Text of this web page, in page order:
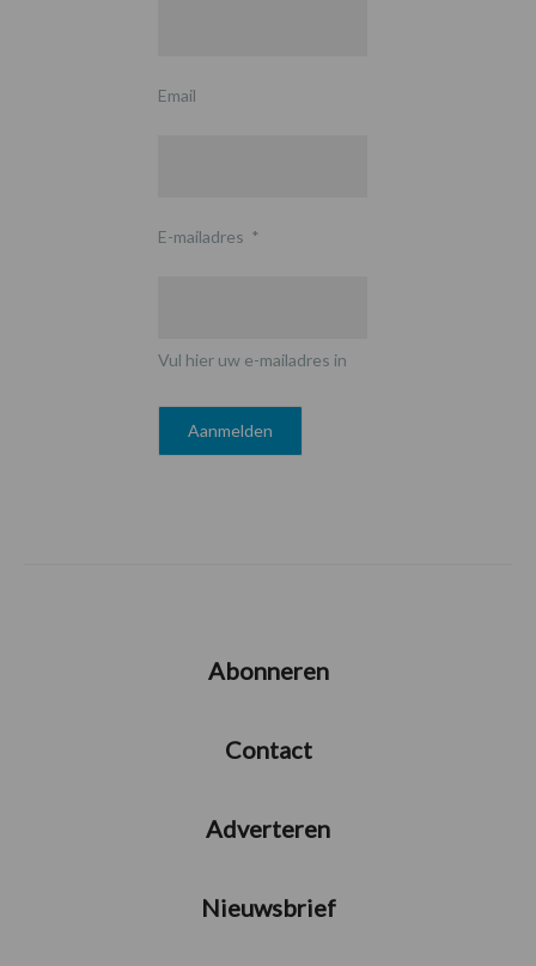
Email
E-mailadres *
Vul hier uw e-mailadres in
Abonneren
Contact
Adverteren
Nieuwsbrief